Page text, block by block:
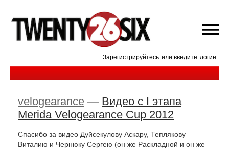
Зарегистрируйтесь или введите логин
velogearance — Видео с I этапа
Merida Velogearance Cup 2012
Спасибо за видео Дуйсекулову Аскару, Теплякову
Виталию и Чернюку Сергею (он же Раскладной и он же